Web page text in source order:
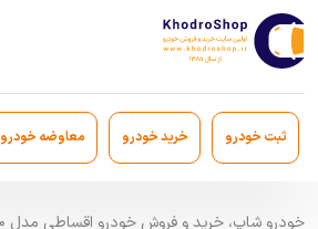
ثبت خودرو خرید خودرو معاوضه خودرو